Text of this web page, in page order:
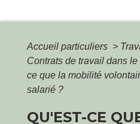
Accueil particuliers >
Contrats de travail dans
ce que la mobilité
salarié ?
QU'EST-CE